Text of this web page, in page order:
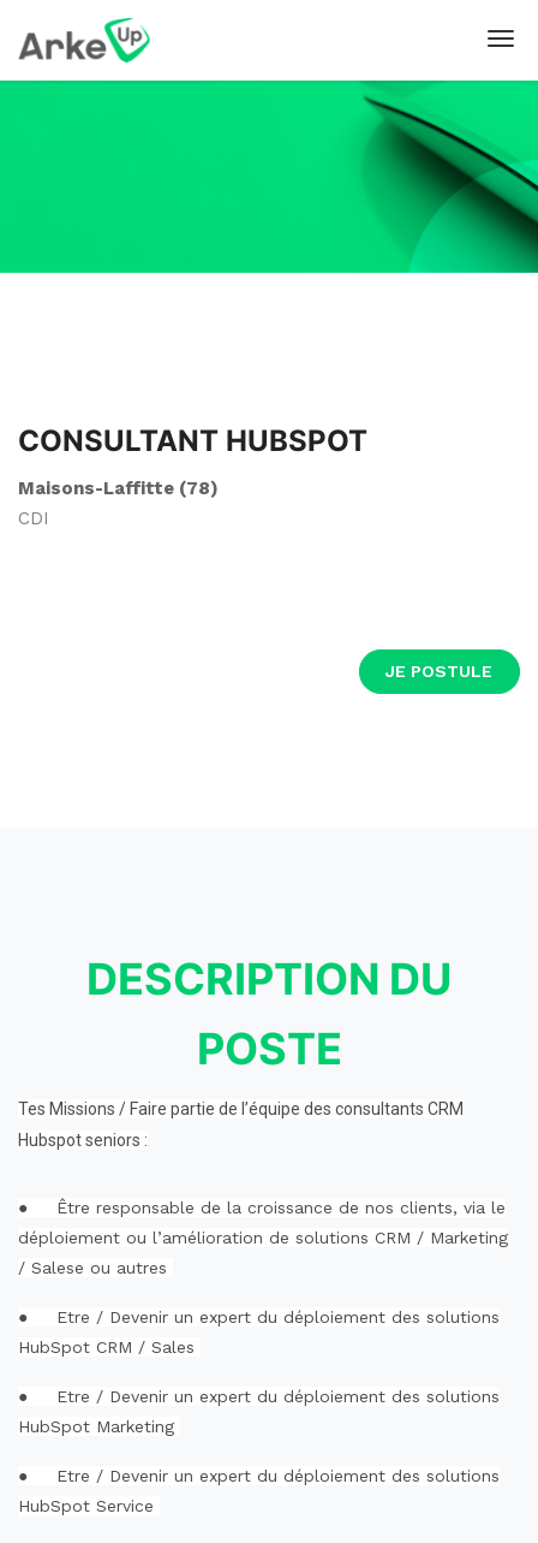
CONSULTANT HUBSPOT
Maisons-Laffitte (78)
CDI
JE POSTULE
DESCRIPTION DU
POSTE
Tes Missions / Faire partie de l’équipe des consultants CRM
Hubspot seniors :
●
Être responsable de la croissance de nos clients, via le
déploiement ou l’amélioration de solutions CRM / Marketing
/ Salese ou autres
●
Etre / Devenir un expert du déploiement des solutions
HubSpot CRM / Sales
●
Etre / Devenir un expert du déploiement des solutions
HubSpot Marketing
●
Etre / Devenir un expert du déploiement des solutions
HubSpot Service